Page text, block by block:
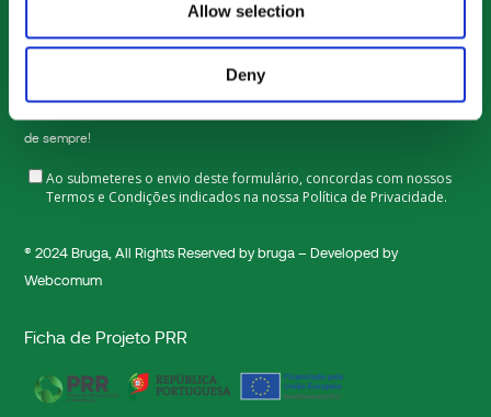
Allow selection
Deny
de sempre!
Ao submeteres o envio deste formulário, concordas com nossos
Termos e Condições indicados na nossa Política de Privacidade.
® 2024Bruga , All Rights Reserved by bruga – Developed by
Webcomum
Ficha de Projeto PRR